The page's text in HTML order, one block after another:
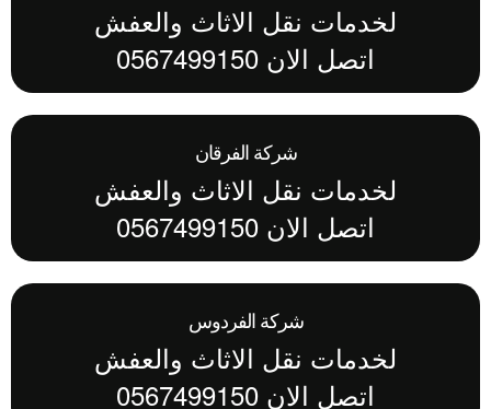
لخدمات نقل الاثاث والعفش
اتصل الان 0567499150
شركة الفرقان
لخدمات نقل الاثاث والعفش
اتصل الان 0567499150
شركة الفردوس
لخدمات نقل الاثاث والعفش
اتصل الان 0567499150